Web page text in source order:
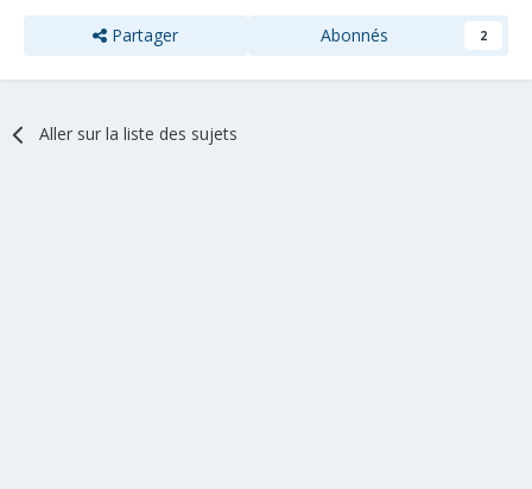
Partager Abonnés 2
Aller sur la liste des sujets